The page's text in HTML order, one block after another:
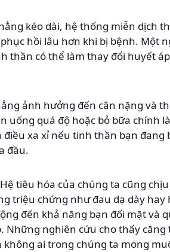
kéo dài, hệ thống miễn dịch
hồi lâu hơn khi bị bệnh. Một
thần có thể làm thay đổi huyết
ảnh hưởng đến cân nặng và
uống quá độ hoặc bỏ bữa chính
xa xỉ nếu tinh thần bạn
đầu.
tiêu hóa của chúng ta cũng
triệu chứng như đau dạ dày
đến khả năng bạn đối mặt và
Những nghiên cứu cho thấy
ai trong chúng ta mong